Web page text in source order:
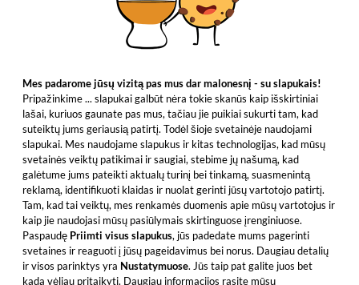
Mes padarome jūsų vizitą pas mus dar malonesnį - su slapukais!
Pripažinkime ... slapukai galbūt nėra tokie skanūs kaip išskirtiniai
lašai, kuriuos gaunate pas mus, tačiau jie puikiai sukurti tam, kad
suteiktų jums geriausią patirtį. Todėl šioje svetainėje naudojami
slapukai. Mes naudojame slapukus ir kitas technologijas, kad mūsų
svetainės veiktų patikimai ir saugiai, stebime jų našumą, kad
galėtume jums pateikti aktualų turinį bei tinkamą, suasmenintą
reklamą, identifikuoti klaidas ir nuolat gerinti jūsų vartotojo patirtį.
Tam, kad tai veiktų, mes renkamės duomenis apie mūsų vartotojus ir
kaip jie naudojasi mūsų pasiūlymais skirtinguose įrenginiuose.
Paspaudę Priimti visus slapukus, jūs padedate mums pagerinti
svetaines ir reaguoti į jūsų pageidavimus bei norus. Daugiau detalių
ir visos parinktys yra Nustatymuose. Jūs taip pat galite juos bet
kada vėliau pritaikyti. Daugiau informacijos rasite mūsų